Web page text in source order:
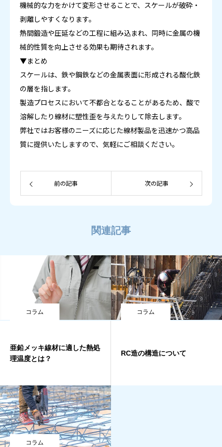
機械的な力をかけて変形させることで、スケールが破砕・
剥離しやすくなります。
熱間鍛造や圧延などの工程に組み込まれ、同時に金属の機
械的性質を向上させる効果も期待されます。
▼まとめ
スケールは、鉄や鋼鉄などの金属表面に形成される酸化鉄
の層を指します。
製造プロセスにおいて不都合となることがあるため、酸で
溶解したり線材に塑性歪を与えたりして除去します。
弊社ではお客様のニーズに応じた線材製品を迅速かつ高品
質に提供いたしますので、気軽にご相談ください。
前の記事 次の記事
関連記事
コラム
亜鉛メッキ線材に適した熱処
理温度とは？
コラム
RC造の構造について
コラム